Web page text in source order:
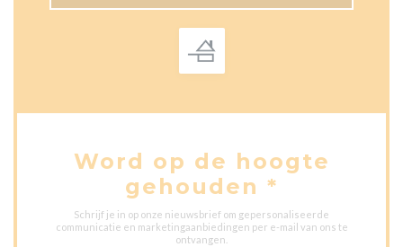
Word op de hoogte
gehouden *
Schrijf je in op onze nieuwsbrief om gepersonaliseerde
communicatie en marketingaanbiedingen per e-mail van ons te
ontvangen.